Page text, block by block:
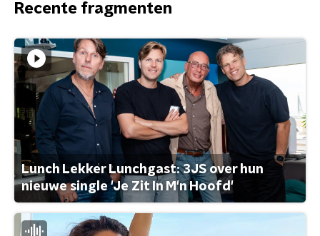
Recente fragmenten
Lunch Lekker Lunchgast: 3JS over hun
nieuwe single 'Je Zit In M'n Hoofd'